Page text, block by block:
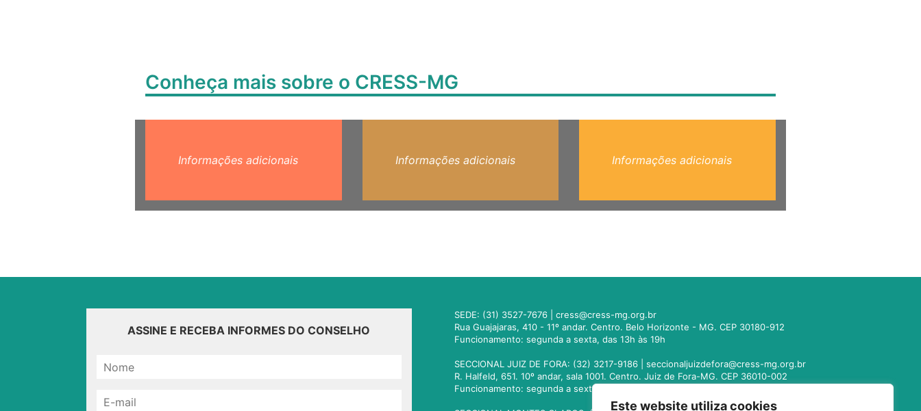
Este website utiliza cookies
Conheça mais sobre o CRESS-MG
Informações adicionais Informações adicionais Informações adicionais
ASSINE E RECEBA INFORMES DO CONSELHO
SEDE: (31) 3527-7676 |cress@cress-mg.org.br
Rua Guajajaras, 410 - 11º andar. Centro. Belo Horizonte - MG. CEP 30180-912
Funcionamento: segunda a sexta, das 13h às 19h
SECCIONAL JUIZ DE FORA: (32) 3217-9186 |seccionaljuizdefora@cress-mg.org.br
R. Halfeld, 651. 10º andar, sala 1001. Centro. Juiz de Fora-MG. CEP 36010-002
Funcionamento: segunda a sexta, das 13h às 19h